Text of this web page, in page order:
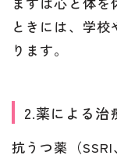
ときには、学
ります。
2.薬による治
抗うつ薬（